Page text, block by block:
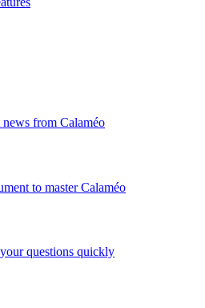
from Calaméo
to master Calaméo
questions quickly